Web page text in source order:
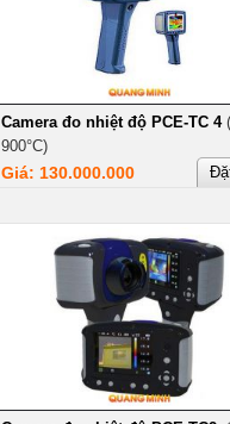
Camera đo nhiệt độ PCE-TC 4
900°C)
Giá: 130.000.000